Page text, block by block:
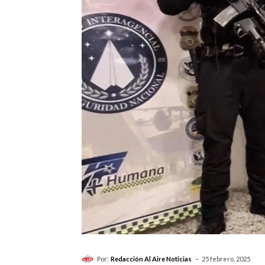
Por: Redacción Al Aire Noticias - 25 febrero, 2025